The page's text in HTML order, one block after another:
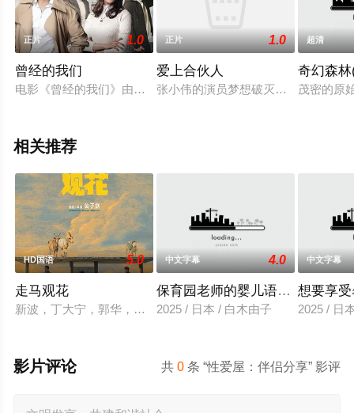
正片 1.0
曾经的我们
电影《曾经的我们》由山东观潮影视有限公司制作出品，北京
正片 1.0
爱上合伙人
张小伟的演员梦想破灭后，把房托当
超清
奇幻森
茂密的原
相关推荐
HD国语 5.0
走马观花
新波，丁大宁，郭华，程一木他们毕业于同一所大学。他们和
中文字幕 4.0
保育园老师的婴儿语让人超兴奋
2025 / 日本 / 白木由子
中文字幕
想要享
2025 / 日
共0 条 “性爱屋：伴侣分享” 影评
影片评论